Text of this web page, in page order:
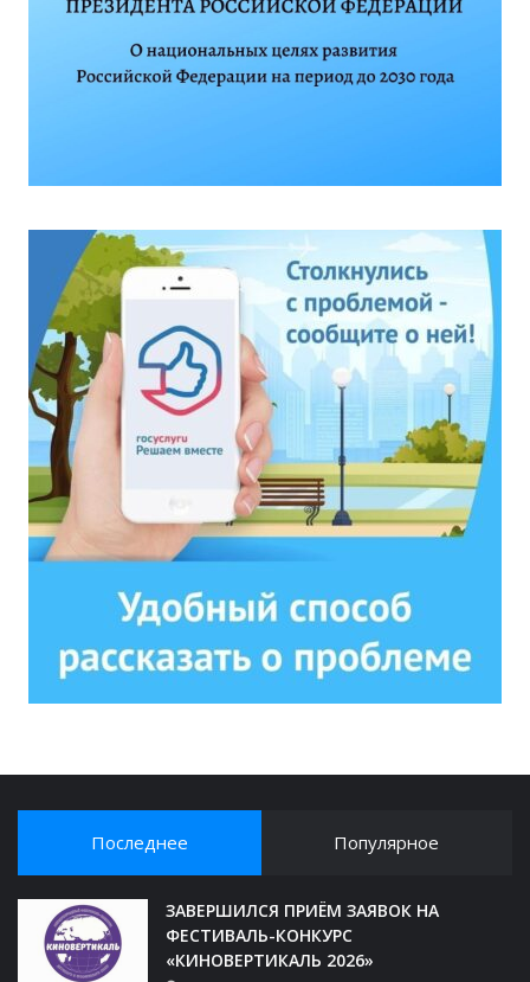
Последнее Популярное
ЗАВЕРШИЛСЯ ПРИЁМ ЗАЯВОК НА
ФЕСТИВАЛЬ-КОНКУРС
«КИНОВЕРТИКАЛЬ 2026»